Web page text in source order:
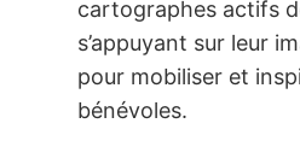
cartographes actifs
s’appuyant sur leur
pour mobiliser et
bénévoles.